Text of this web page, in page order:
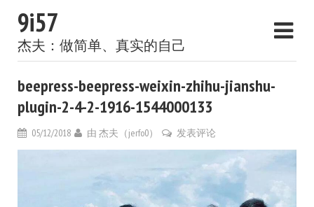
9i57
杰夫：做简单、真实的自己
beepress-beepress-weixin-zhihu-jianshu-
plugin-2-4-2-1916-1544000133
05/12/2018 由 杰夫（jerfo0） 发表评论